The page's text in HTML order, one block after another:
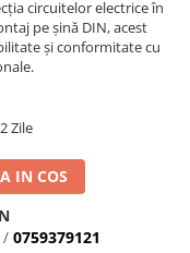
circuitelor electrice în
pe șină DIN, acest
și conformitate cu
Zile
IN COS
/ 0759379121